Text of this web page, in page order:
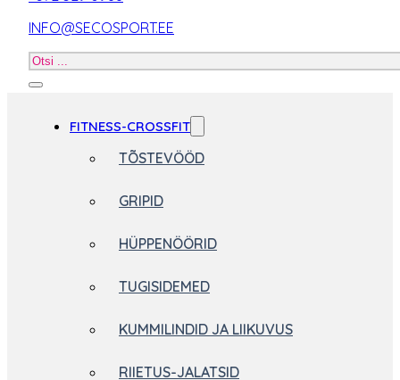
INFO@SECOSPORT.EE
Otsi
FITNESS-CROSSFIT
TÕSTEVÖÖD
GRIPID
HÜPPENÖÖRID
TUGISIDEMED
KUMMILINDID JA LIIKUVUS
RIIETUS-JALATSID